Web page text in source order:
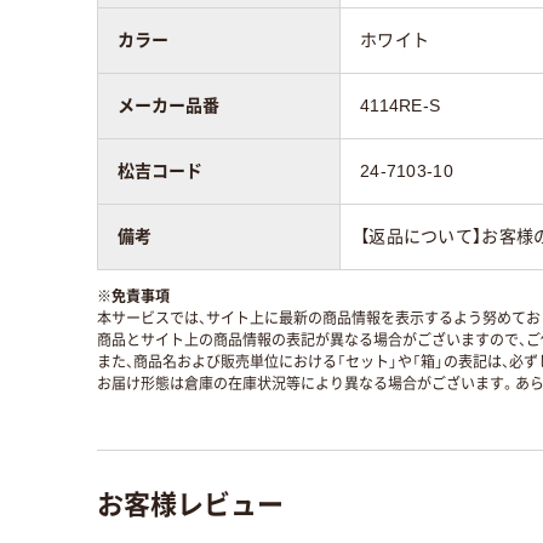
カラー ホワイト
メーカー品番 4114RE-S
松吉コード 24-7103-10
備考 【返品について】お客
※免責事項
本サービスでは、サイト上に最新の商品情報を表示するよう努めてお
商品とサイト上の商品情報の表記が異なる場合がございますので、
また、商品名および販売単位における「セット」や「箱」の表記は、
お届け形態は倉庫の在庫状況等により異なる場合がございます。あ
お客様レビュー